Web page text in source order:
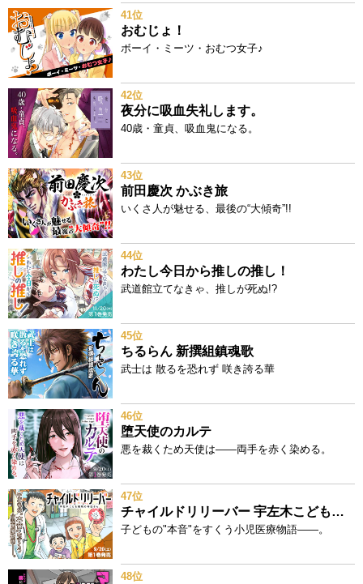
41位
おむじょ！
ボーイ・ミーツ・おむつ女子♪
42位
夜分に吸血失礼します。
40歳・童貞、吸血鬼になる。
43位
前田慶次 かぶき旅
いくさ人が魅せる、最後の“大傾奇”!!
44位
わたし今日から推しの推し！
武道館立てなきゃ、推しが死ぬ!?
45位
ちるらん 新撰組鎮魂歌
武士は 散るを恐れず 咲き誇る華
46位
堕天使のカルテ
悪を裁くため天使は——両手を赤く染める。
47位
チャイルドリリーバー 宇左木こども病院の時田さん
子どもの"本音"をすくう小児医療物語——。
48位